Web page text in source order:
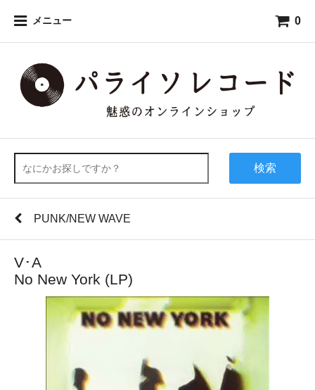
メニュー 0
検索
PUNK/NEW WAVE
V･A
No New York (LP)